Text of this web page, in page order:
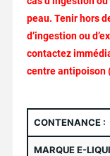
peau. Tenir hors
d’ingestion ou
contactez
centre antipoison
CONTENANCE :
MARQUE E-